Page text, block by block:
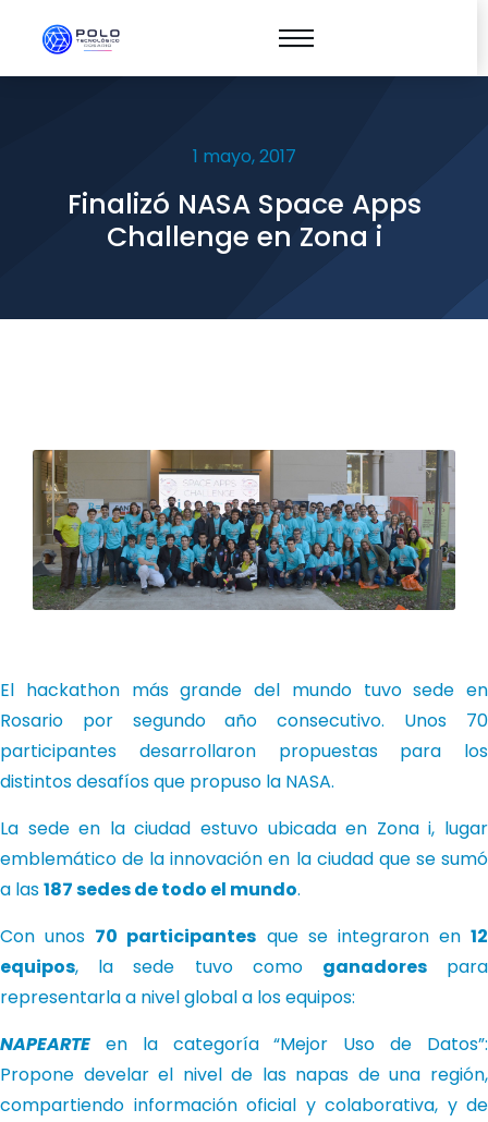
1 mayo, 2017
Finalizó NASA Space Apps
Challenge en Zona i
El hackathon más grande del mundo tuvo sede en
Rosario por segundo año consecutivo. Unos 70
participantes desarrollaron propuestas para los
distintos desafíos que propuso la NASA.
La sede en la ciudad estuvo ubicada en Zona i, lugar
emblemático de la innovación en la ciudad que se sumó
a las187 sedes de todo el mundo.
Con unos 70 participantes que se integraron en 12
equipos, la sede tuvo como ganadorespara
representarla a nivel global a los equipos:
NAPEARTE en la categoría “Mejor Uso de Datos”:
Propone develar el nivel de las napas de una región,
compartiendo información oficial y colaborativa, y de